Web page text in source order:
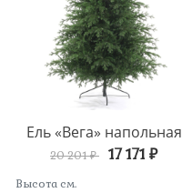
Ель «Вега» напольная
20 201 ₽ 17 171 ₽
Высота см.